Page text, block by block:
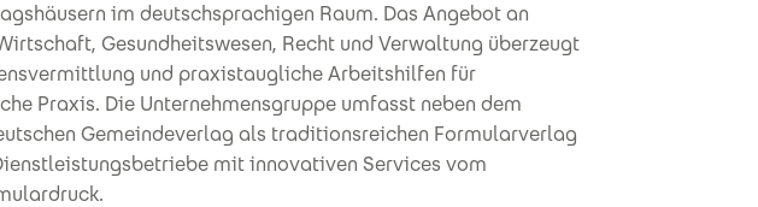
im deutschsprachigen Raum. Das Angebot an
Gesundheitswesen, Recht und Verwaltung überzeugt
und praxistaugliche Arbeitshilfen für
Praxis. Die Unternehmensgruppe umfasst neben dem
Gemeindeverlag als traditionsreichen Formularverlag
mit innovativen Services vom